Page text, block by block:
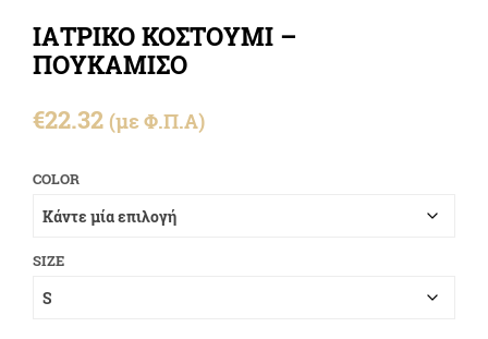
ΙΑΤΡΙΚΟ ΚΟΣΤΟΥΜΙ –
ΠΟΥΚΑΜΙΣΟ
€22.32 (με Φ.Π.Α)
COLOR
SIZE